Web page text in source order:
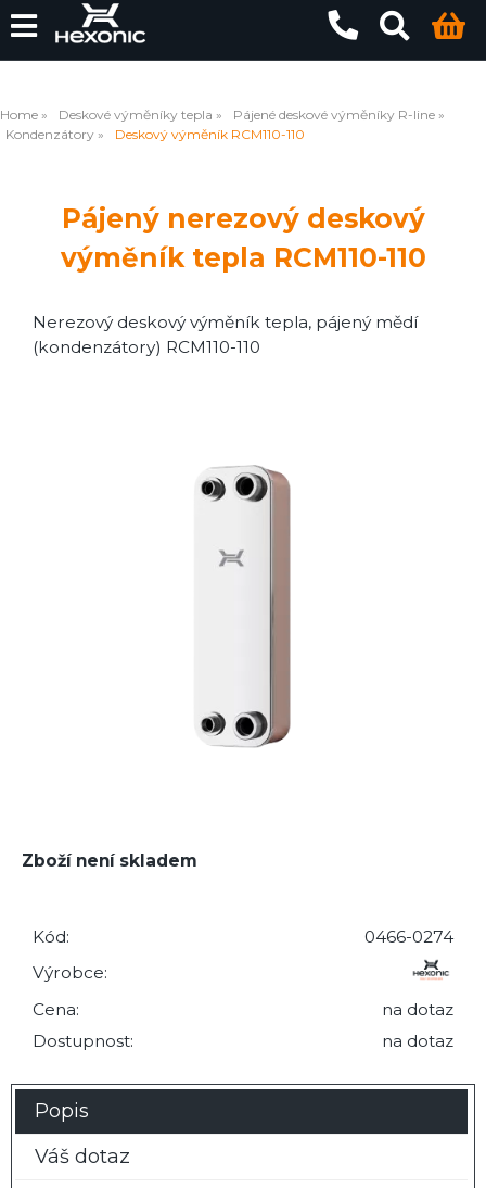
Home Deskové výměníky tepla
Pájené deskové výměníky R-line
Kondenzátory
Deskový výměník RCM110-110
Pájený nerezový deskový
výměník tepla RCM110-110
Nerezový deskový výměník tepla, pájený mědí
(kondenzátory) RCM110-110
Zboží není skladem
Kód:
0466-0274
Výrobce:
Cena:
na dotaz
Dostupnost:
na dotaz
Popis
Váš dotaz